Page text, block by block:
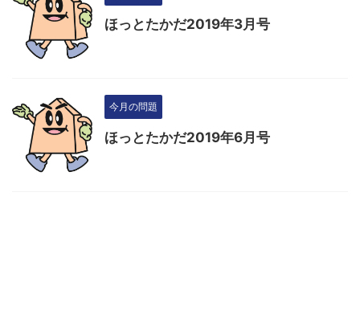
ほっとたかだ2019年3月号
今月の問題
ほっとたかだ2019年6月号